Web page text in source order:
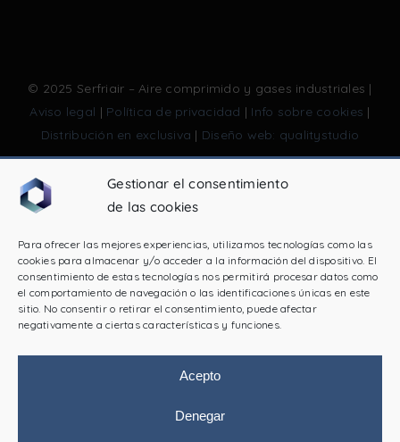
Gestionar el consentimiento
de las cookies
Para ofrecer las mejores experiencias, utilizamos tecnologías como las
cookies para almacenar y/o acceder a la información del dispositivo. El
consentimiento de estas tecnologías nos permitirá procesar datos como
el comportamiento de navegación o las identificaciones únicas en este
sitio. No consentir o retirar el consentimiento, puede afectar
negativamente a ciertas características y funciones.
Acepto
Denegar
© 2025 Serfriair – Aire comprimido y gases industriales |
Aviso legal | Política de privacidad | Info sobre cookies |
Distribución en exclusiva | Diseño web: qualitystudio
PROGRAMA KIT DIGITAL COFINANCIADO POR LOS
RECUPERACIÓN Y RESILIENCIA